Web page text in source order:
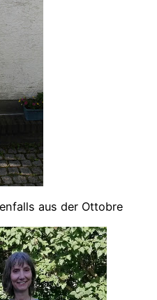
aus der Ottobre